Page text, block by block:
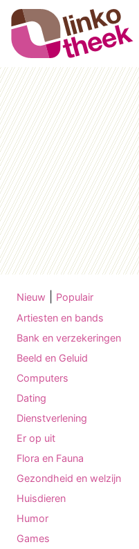
Skip to main content
Nieuw
Populair
Artiesten en bands
Bank en verzekeringen
Beeld en Geluid
Computers
Dating
Dienstverlening
Er op uit
Flora en Fauna
Gezondheid en welzijn
Huisdieren
Humor
Games